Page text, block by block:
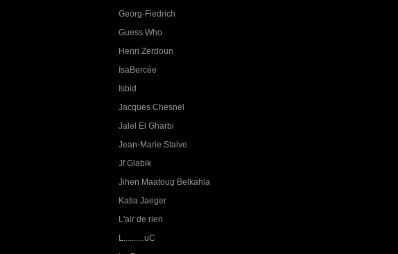
Georg-Fiedrich
Guess Who
Henri Zerdoun
IsaBercée
Isbid
Jacques Chesnel
Jalel El Gharbi
Jean-Marie Staive
Jf Glabik
Jihen Maatoug Belkahla
Katia Jaeger
L'air de rien
L..........uC